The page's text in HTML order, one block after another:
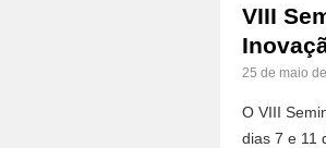
VIII
25 de maio
O VIII
dias 7 e 11